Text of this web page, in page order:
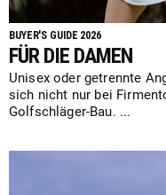
BUYER'S GUIDE 2026
FÜR DIE DAMEN
Unisex oder getrennte
sich nicht nur bei
Golfschläger-Bau. ...